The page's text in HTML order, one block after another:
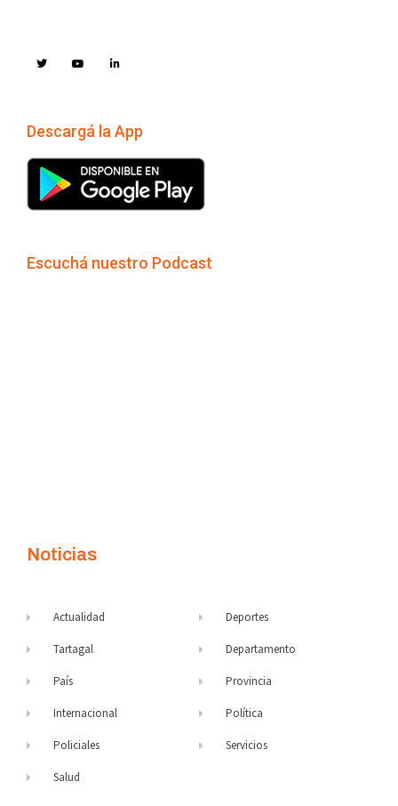
Descargá la App
Escuchá nuestro Podcast
Noticias
Actualidad
Tartagal
País
Internacional
Policiales
Salud
Deportes
Departamento
Provincia
Política
Servicios